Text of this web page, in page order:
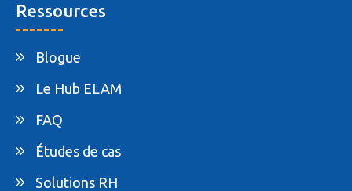
Ressources
Blogue
Le Hub ELAM
FAQ
Études de cas
Solutions RH